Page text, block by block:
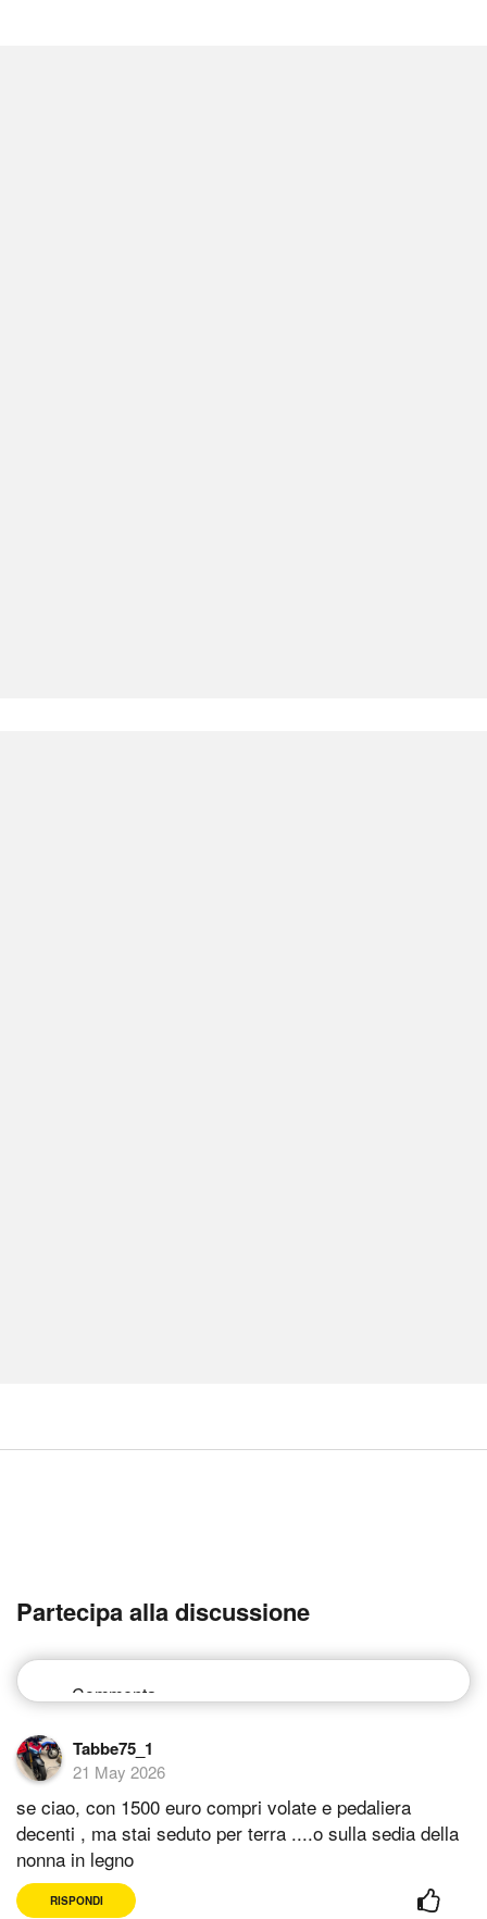
Partecipa alla discussione
Tabbe75_1
21 May 2026
se ciao, con 1500 euro compri volate e pedaliera
decenti , ma stai seduto per terra ....o sulla sedia della
nonna in legno
RISPONDI